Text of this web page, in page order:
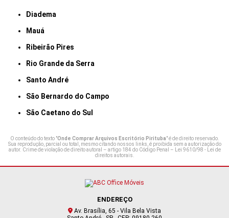
Diadema
Mauá
Ribeirão Pires
Rio Grande da Serra
Santo André
São Bernardo do Campo
São Caetano do Sul
O conteúdo do texto "Onde Comprar Arquivos Escritório Pirituba" é de direito reservado.
Sua reprodução, parcial ou total, mesmo citando nossos links, é proibida sem a autorização do
autor. Crime de violação de direito autoral – artigo 184 do Código Penal – Lei 9610/98 - Lei de
direitos autorais.
ENDEREÇO
Av. Brasília, 65 - Vila Bela Vista